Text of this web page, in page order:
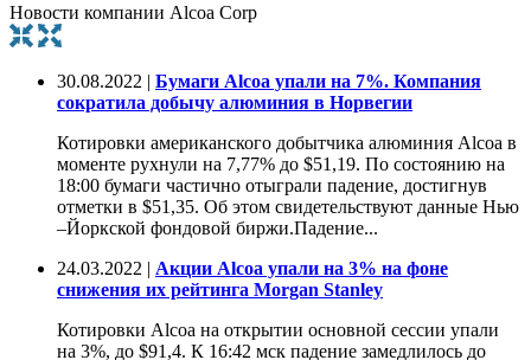
Новости компании Alcoa Corp
30.08.2022 | Бумаги Alcoa упали на 7%. Компания
сократила добычу алюминия в Норвегии
Котировки американского добытчика алюминия Alcoa в
моменте рухнули на 7,77% до $51,19. По состоянию на
18:00 бумаги частично отыграли падение, достигнув
отметки в $51,35. Об этом свидетельствуют данные Нью
–Йоркской фондовой биржи.Падение...
24.03.2022 | Акции Alcoa упали на 3% на фоне
снижения их рейтинга Morgan Stanley
Котировки Alcoa на открытии основной сессии упали
на 3%, до $91,4. К 16:42 мск падение замедлилось до